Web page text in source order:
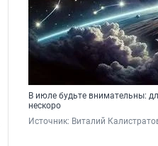
В июле будьте внимательны:
нескоро
Источник: Виталий